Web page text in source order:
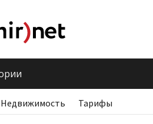
Недвижимость Тарифы